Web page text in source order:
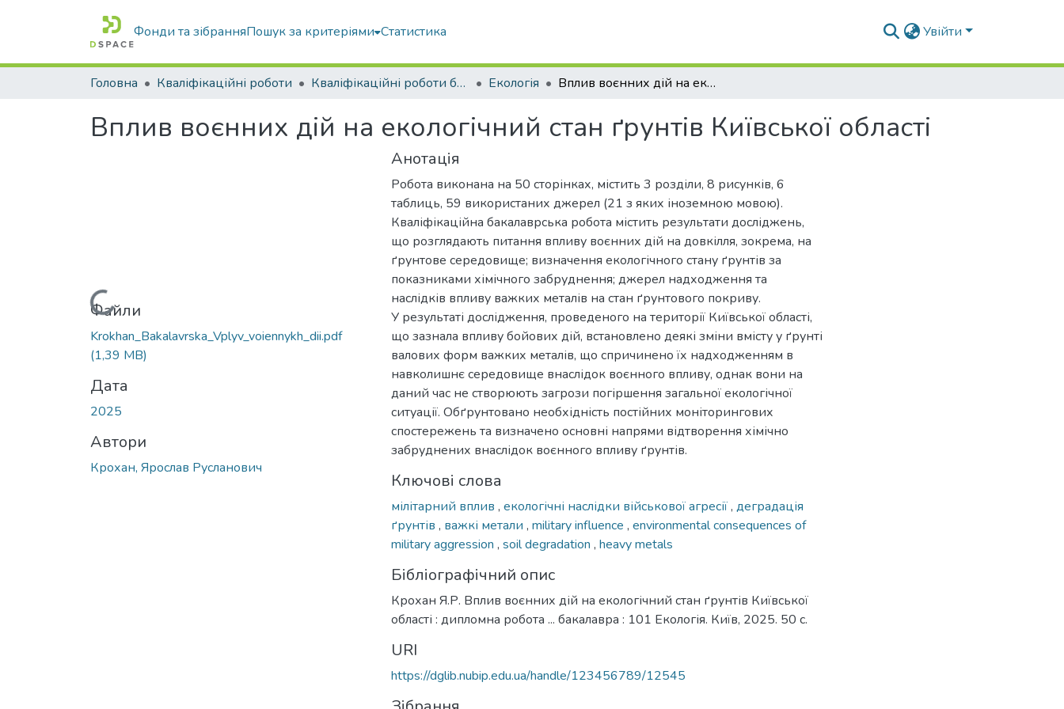
Фонди та зібранняПошук за критеріями Статистика Увійти
Головна Кваліфікаційні роботи Кваліфікаційні роботи бакалаврів Екологія Вплив воєнних дій на екологічний стан ґрунтів Київської області
Вплив воєнних дій на екологічний стан ґрунтів Київської області
Вантажиться...
Файли
Krokhan_Bakalavrska_Vplyv_voiennykh_dii.pdf
(1,39 MB)
Дата
2025
Автори
Крохан, Ярослав Русланович
Анотація
Робота виконана на 50 сторінках, містить 3 розділи, 8 рисунків, 6
таблиць, 59 використаних джерел (21 з яких іноземною мовою).
Кваліфікаційна бакалаврська робота містить результати досліджень,
що розглядають питання впливу воєнних дій на довкілля, зокрема, на
ґрунтове середовище; визначення екологічного стану ґрунтів за
показниками хімічного забруднення; джерел надходження та
наслідків впливу важких металів на стан ґрунтового покриву.
У результаті дослідження, проведеного на території Київської області,
що зазнала впливу бойових дій, встановлено деякі зміни вмісту у ґрунті
валових форм важких металів, що спричинено їх надходженням в
навколишнє середовище внаслідок воєнного впливу, однак вони на
даний час не створюють загрози погіршення загальної екологічної
ситуації. Обґрунтовано необхідність постійних моніторингових
спостережень та визначено основні напрями відтворення хімічно
забруднених внаслідок воєнного впливу ґрунтів.
Ключові слова
мілітарний вплив , екологічні наслідки військової агресії, деградація
ґрунтів , важкі метали , military influence , environmental consequences of
military aggression , soil degradation , heavy metals
Бібліографічний опис
Крохан Я.Р. Вплив воєнних дій на екологічний стан ґрунтів Київської
області : дипломна робота ... бакалавра : 101 Екологія. Київ, 2025. 50 с.
URI
https://dglib.nubip.edu.ua/handle/123456789/12545